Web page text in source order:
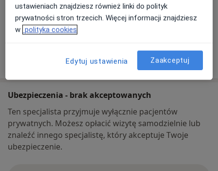
Metody płatności (wizyty prywatne)
Gotówka
Karta płatnicza
Pokaż więcej
o adresie
Ubezpieczenia - brak akceptowanych
Ten specjalista przyjmuje wyłącznie pacjentów
prywatnych. Możesz opłacić wizytę samodzielnie lub
znaleźć innego specjalistę, który akceptuje Twoje
ubezpieczenie.
ustawieniach znajdziesz również linki do polityk
prywatności stron trzecich. Więcej informacji znajdziesz
w polityka cookies
Edytuj ustawienia Zaakceptuj